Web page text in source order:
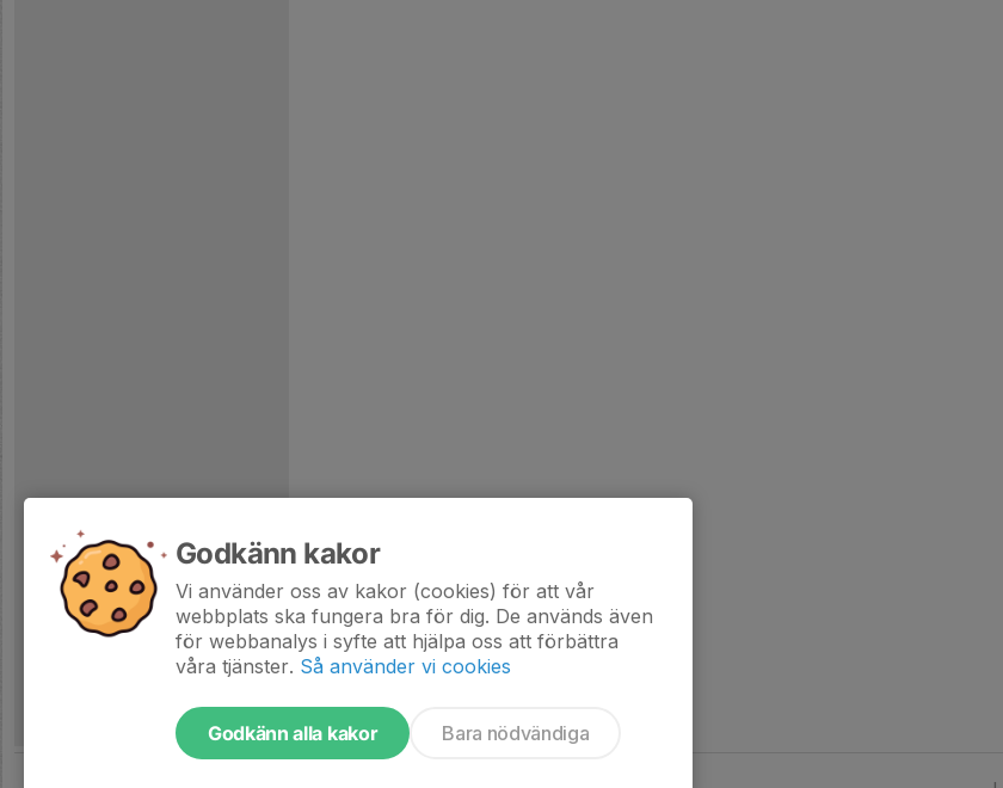
Godkänn kakor
Vi använder oss av kakor (cookies) för att vår
webbplats ska fungera bra för dig. De används även
för webbanalys i syfte att hjälpa oss att förbättra
våra tjänster. Så använder vi cookies
Godkänn alla kakor Bara nödvändiga